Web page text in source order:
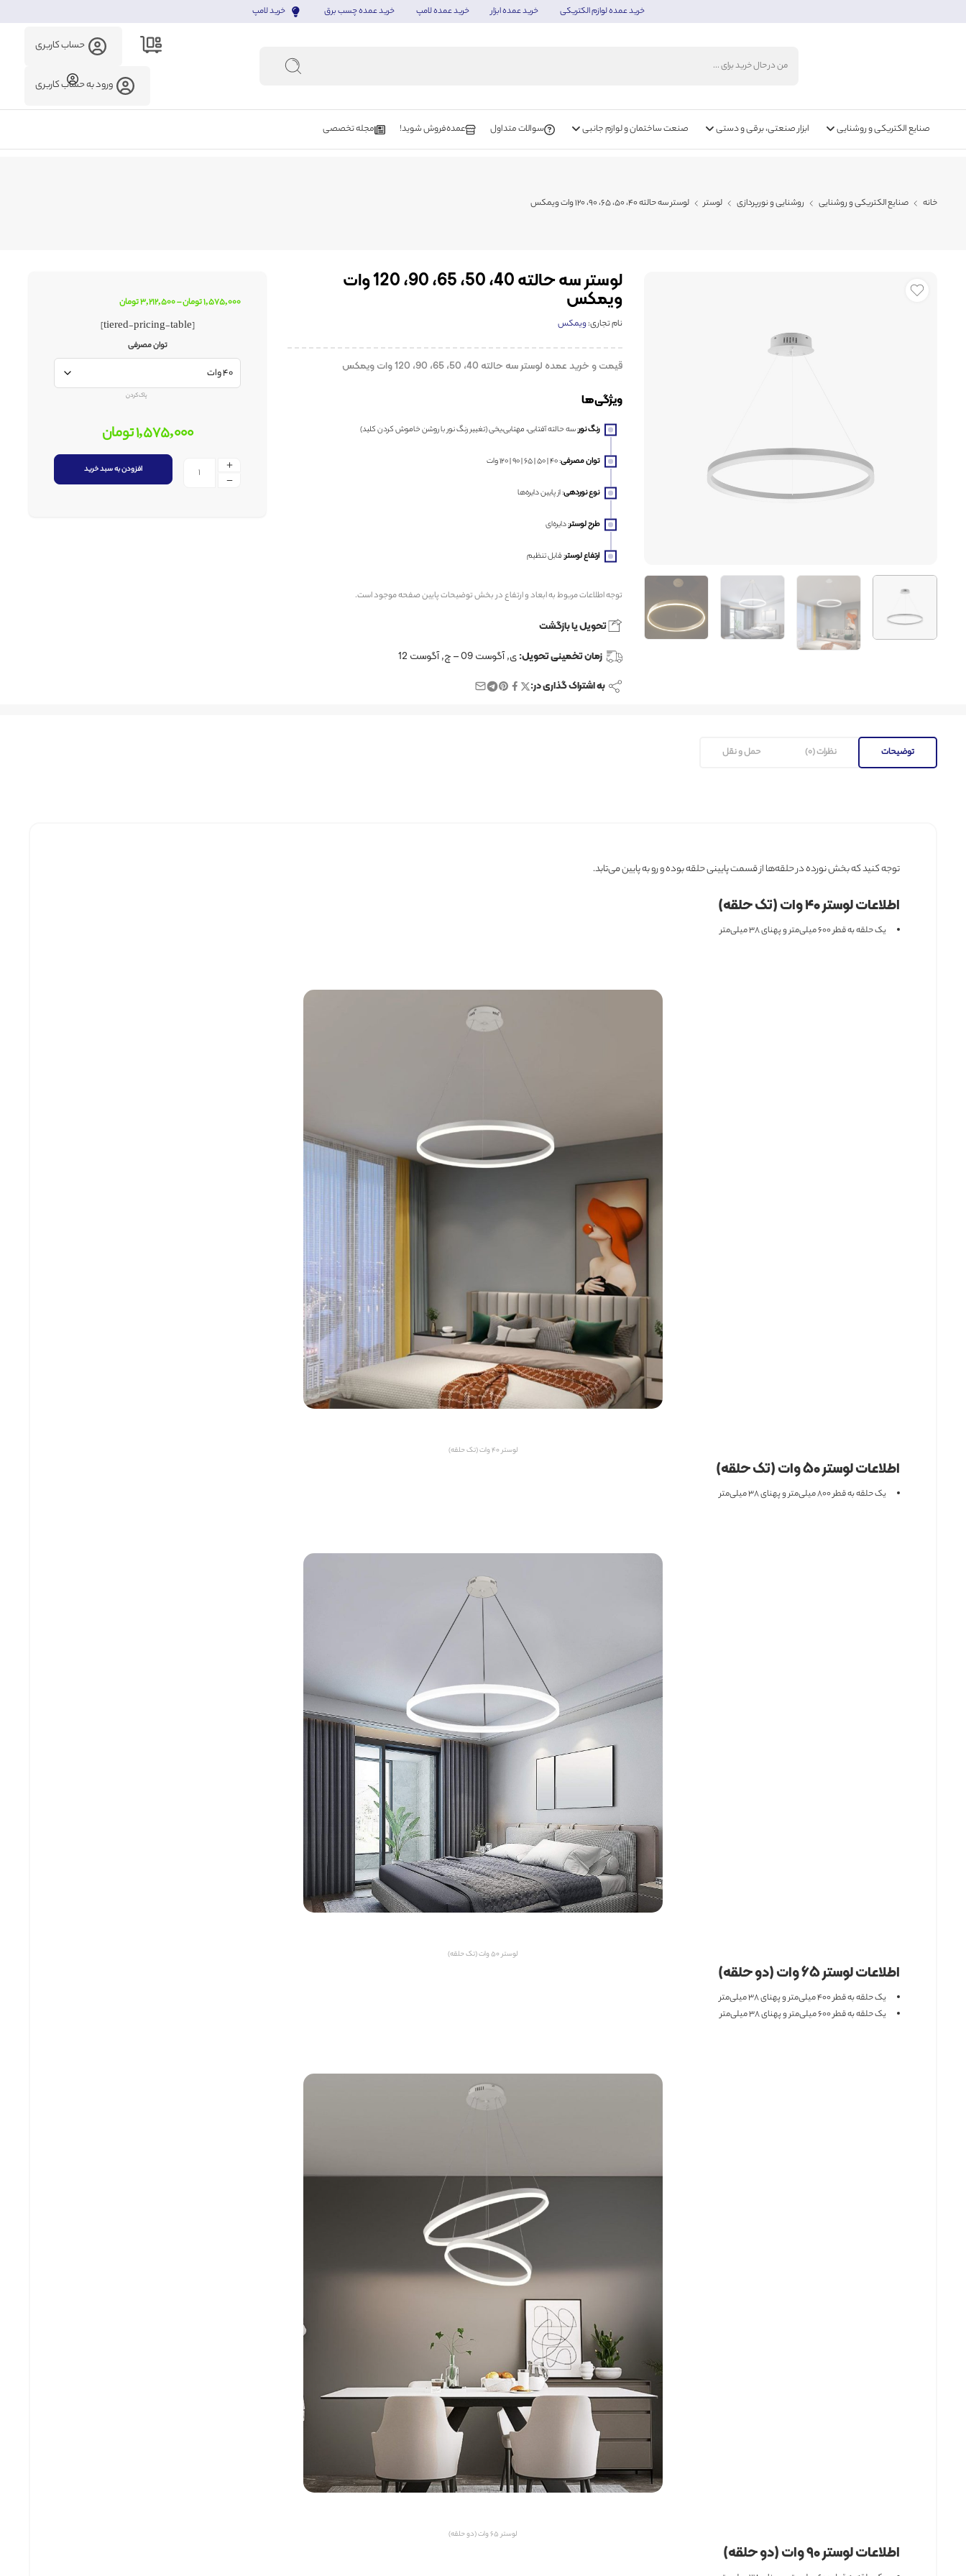
خرید عمده لوازم الکتریکی خرید عمده ابزار خرید عمده لامپ خرید عمده چسب برق خرید لامپ
حساب کاربری
ورود به حساب کاربری
صنایع الکتریکی و روشنایی ابزار صنعتی، برقی و دستی صنعت ساختمان و لوازم جانبی سوالات متداول عمده‌فروش شوید! مجله تخصصی
خانه صنایع الکتریکی و روشنایی روشنایی و نورپردازی لوستر لوستر سه حالته 40، 50، 65، 90، 120 وات ویمکس
لوستر سه حالته 40، 50، 65، 90، 120 وات
ویمکس
نام تجاری:ویمکس
قیمت و خرید عمده لوستر سه حالته 40، 50، 65، 90، 120 وات ویمکس
ویژگی‌ها
رنگ نور: سه حالته آفتابی، مهتابی،‌یخی (تغییر رنگ نور با روشن خاموش کردن کلید)
توان مصرفی: ۴۰ | ۵۰ | ۶۵ | ۹۰ | ۱۲۰ وات
نوع نوردهی: از پایین دایره‌ها
طرح لوستر: دایره‌ای
ارتفاع لوستر: قابل تنظیم
توجه اطلاعات مربوط به ابعاد و ارتفاع در بخش توضیحات پایین صفحه موجود است.
تحویل یا بازگشت
زمان تخمینی تحویل:ی, آگوست 09 – چ, آگوست 12
به اشتراک گذاری در:
1,575,000تومان–
3,212,500تومان
[tiered-pricing-table]
توان مصرفی
پاک کردن
1,575,000تومان
افزودن به سبد خرید
توضیحات نظرات (0) حمل و نقل
توجه کنید که بخش نورده در حلقه‌ها از قسمت پایینی حلقه بوده و رو به پایین می‌تابد.
اطلاعات لوستر ۴۰ وات (تک حلقه)
یک حلقه به قطر ۶۰۰ میلی‌متر و پهنای ۳۸ میلی‌متر
لوستر ۴۰ وات (تک حلقه)
اطلاعات لوستر ۵۰ وات (تک حلقه)
یک حلقه به قطر ۸۰۰ میلی‌متر و پهنای ۳۸ میلی‌متر
لوستر ۵۰ وات (تک حلقه)
اطلاعات لوستر ۶۵ وات (دو حلقه)
یک حلقه به قطر ۴۰۰ میلی‌متر و پهنای ۳۸ میلی‌متر
یک حلقه به قطر ۶۰۰ میلی‌متر و پهنای ۳۸ میلی‌متر
لوستر ۶۵ وات (دو حلقه)
اطلاعات لوستر ۹۰ وات (دو حلقه)